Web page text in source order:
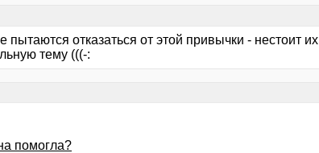
отказаться от этой привычки - нестоит их
тему (((-:
помогла?